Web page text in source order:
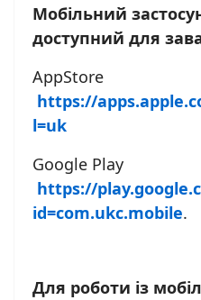
Мобільний
доступний для
AppStore
https://
l=uk
Google Play
https://
id=com.ukc.mobile.
Для роботи із